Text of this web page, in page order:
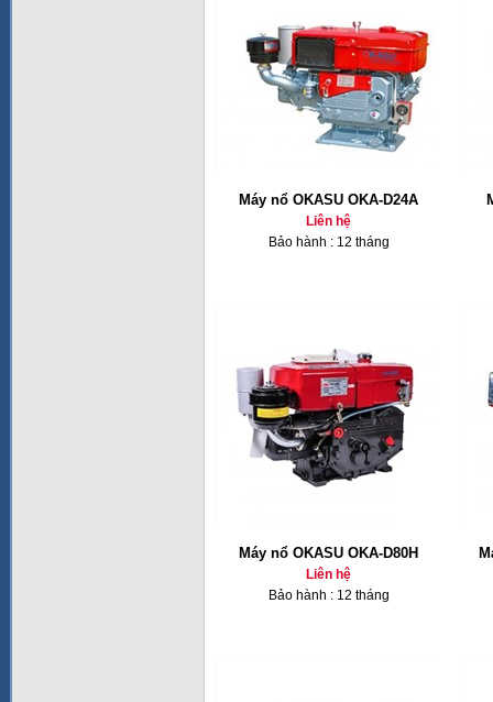
Máy nổ OKASU OKA-D24A
Liên hệ
Bảo hành : 12 tháng
Máy nổ OKASU OKA-D80H
Liên hệ
Bảo hành : 12 tháng